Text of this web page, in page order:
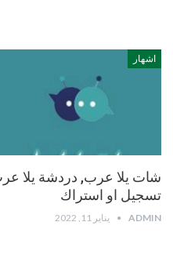
اشهار
شات يلا عرب, دردشة يلا
تسجيل او استراك
ADMIN يناير 11, 2022